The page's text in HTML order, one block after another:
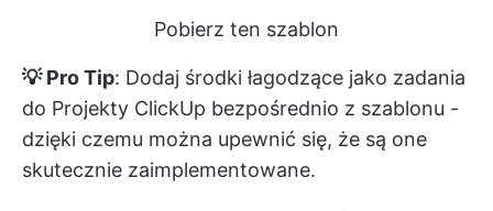
Pobierz ten szablon
💡 Pro Tip: Dodaj środki łagodzące jako zadania
do Projekty ClickUp bezpośrednio z szablonu -
dzięki czemu można upewnić się, że są one
skutecznie zaimplementowane.